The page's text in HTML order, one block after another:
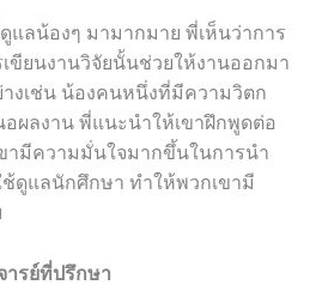
ลน้องๆ มามากมาย พี่เห็นว่าการ
ขียนงานวิจัยนั้นช่วยให้งานออกมา
งเช่น น้องคนหนึ่งที่มีความวิตก
อผลงาน พี่แนะนำให้เขาฝึกพูดต่อ
ามีความมั่นใจมากขึ้นในการนำ
ดูแลนักศึกษา ทำให้พวกเขามี
ารย์ที่ปรึกษา